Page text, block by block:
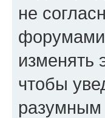
не
форумами
изменять
чтобы
разумным